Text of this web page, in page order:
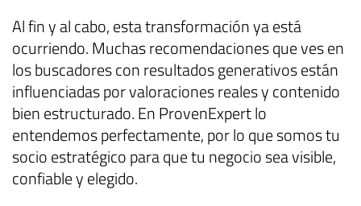
Al fin y al cabo, esta transformación ya está
ocurriendo. Muchas recomendaciones que ves en
los buscadores con resultados generativos están
influenciadas por valoraciones reales y contenido
bien estructurado. En ProvenExpert lo
entendemos perfectamente, por lo que somos tu
socio estratégico para que tu negocio sea visible,
confiable y elegido.